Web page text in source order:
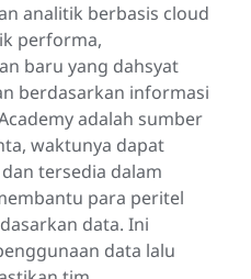
analitik berbasis cloud
performa,
baru yang dahsyat
berdasarkan informasi
adalah sumber
waktunya dapat
tersedia dalam
para peritel
data. Ini
data lalu